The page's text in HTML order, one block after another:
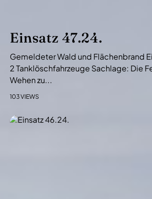
Einsatz 47.24.
Gemeldeter Wald und Flächenbrand
2 Tanklöschfahrzeuge Sachlage: Die
Wehen zu...
103 VIEWS